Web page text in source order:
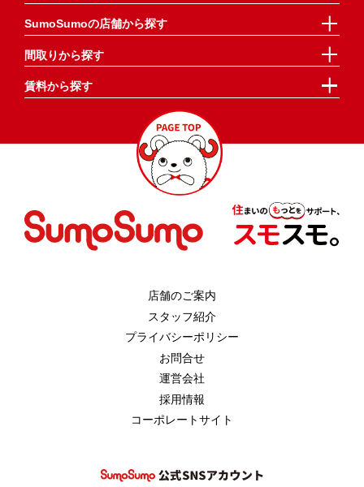
SumoSumoの店舗から探す
間取りから探す
賃料から探す
店舗のご案内
スタッフ紹介
プライバシーポリシー
お問合せ
運営会社
採用情報
コーポレートサイト